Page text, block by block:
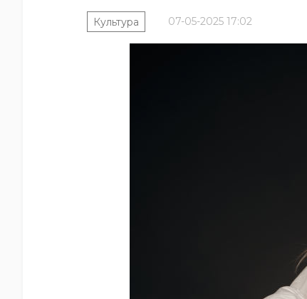
07-05-2025 17:02
Культура